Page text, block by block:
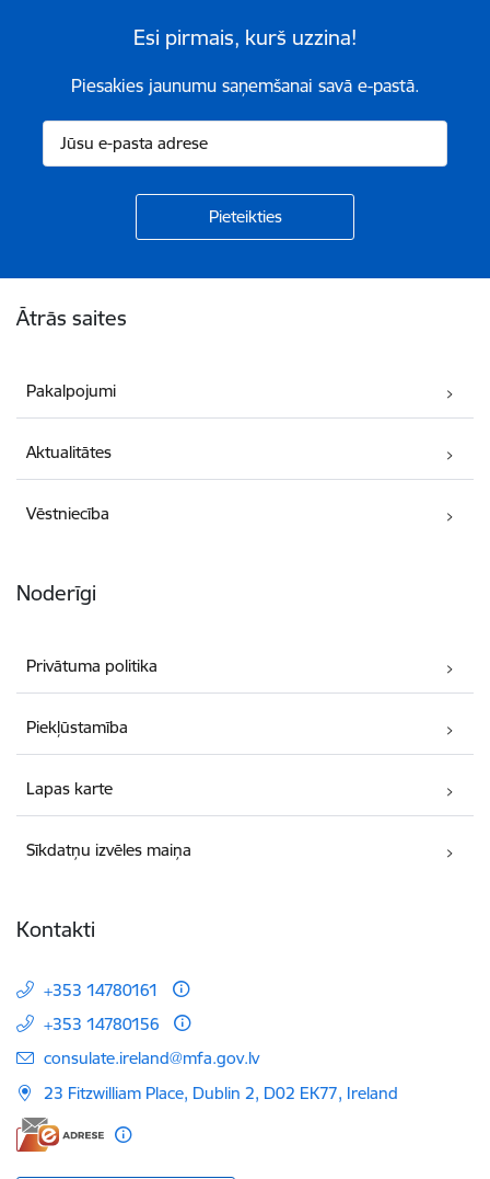
Esi pirmais, kurš uzzina!
Piesakies jaunumu saņemšanai savā e-pastā.
Ātrās saites
Pakalpojumi
Aktualitātes
Vēstniecība
Noderīgi
Privātuma politika
Piekļūstamība
Lapas karte
Sīkdatņu izvēles maiņa
Kontakti
+353 14780161
+353 14780156
E-pasts:
consulate.ireland@mfa.gov.lv
23 Fitzwilliam Place, Dublin 2, D02 EK77, Ireland